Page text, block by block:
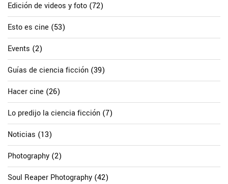
Edición de videos y foto (72)
Esto es cine (53)
Events (2)
Guías de ciencia ficción (39)
Hacer cine (26)
Lo predijo la ciencia ficción (7)
Noticias (13)
Photography (2)
Soul Reaper Photography (42)